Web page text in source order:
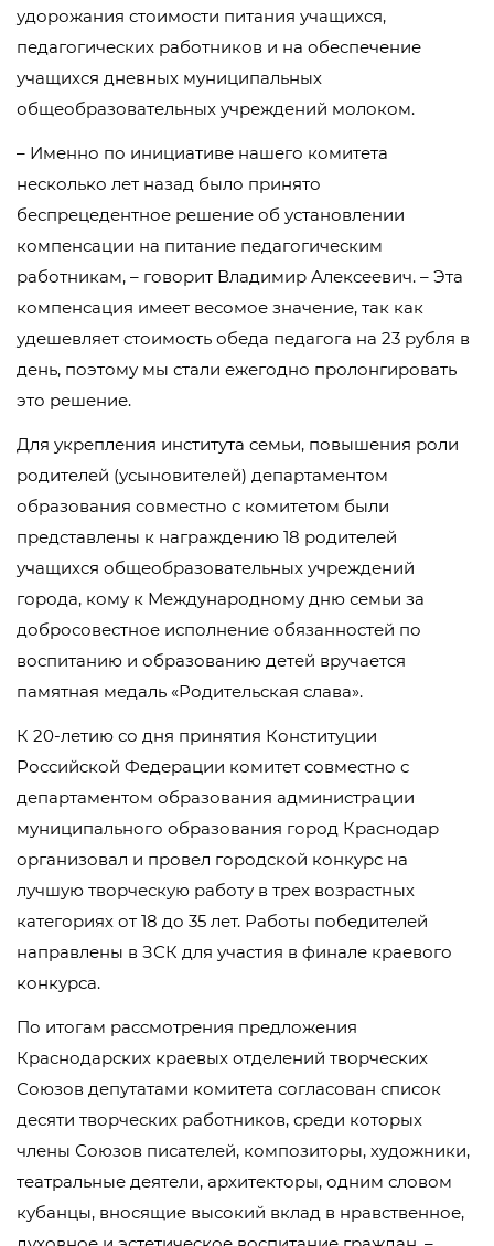
удорожания стоимости питания учащихся,
педагогических работников и на обеспечение
учащихся дневных муниципальных
общеобразовательных учреждений молоком.
– Именно по инициативе нашего комитета
несколько лет назад было принято
беспрецедентное решение об установлении
компенсации на питание педагогическим
работникам, – говорит Владимир Алексеевич. – Эта
компенсация имеет весомое значение, так как
удешевляет стоимость обеда педагога на 23 рубля в
день, поэтому мы стали ежегодно пролонгировать
это решение.
Для укрепления института семьи, повышения роли
родителей (усыновителей) департаментом
образования совместно с комитетом были
представлены к награждению 18 родителей
учащихся общеобразовательных учреждений
города, кому к Международному дню семьи за
добросовестное исполнение обязанностей по
воспитанию и образованию детей вручается
памятная медаль «Родительская слава».
К 20-летию со дня принятия Конституции
Российской Федерации комитет совместно с
департаментом образования администрации
муниципального образования город Краснодар
организовал и провел городской конкурс на
лучшую творческую работу в трех возрастных
категориях от 18 до 35 лет. Работы победителей
направлены в ЗСК для участия в финале краевого
конкурса.
По итогам рассмотрения предложения
Краснодарских краевых отделений творческих
Союзов депутатами комитета согласован список
десяти творческих работников, среди которых
члены Союзов писателей, композиторы, художники,
театральные деятели, архитекторы, одним словом
кубанцы, вносящие высокий вклад в нравственное,